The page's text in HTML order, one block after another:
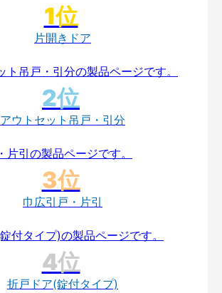
片開きドア
アウトセット吊戸・引分
巾広引戸・片引
折戸ドア(錠付タイプ)